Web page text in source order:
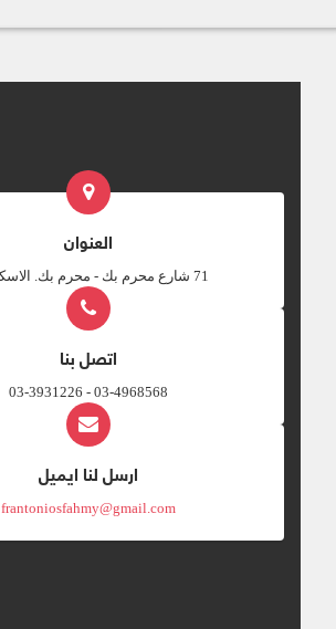
العنوان
‎71 شارع محرم بك - محرم بك. الاسكندريه
اتصل بنا
03-4968568 - 03-3931226
ارسل لنا ايميل
frantoniosfahmy@gmail.com